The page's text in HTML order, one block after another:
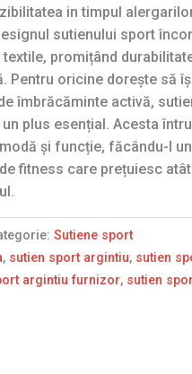
in timpul
sutienului sport
promițând
Pentru oricine dorește să
îmbrăcăminte activă,
plus esențial. Acesta
și funcție, făcându-l
fitness care prețuiesc atât
Sutiene sport
, sutien sport argintiu, sutien
argintiu furnizor, sutien